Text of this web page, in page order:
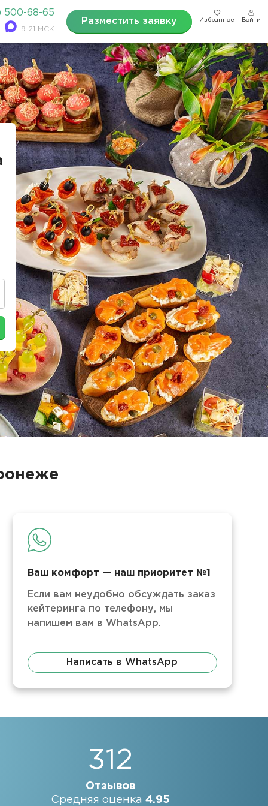
500-68-65
9-21 МСК
Разместить заявку Избранное Войти
Ваш комфорт — наш приоритет №1
Если вам неудобно обсуждать заказ
кейтеринга по телефону, мы
напишем вам в WhatsApp.
Написать в WhatsApp
312
Отзывов
Средняя оценка 4.95